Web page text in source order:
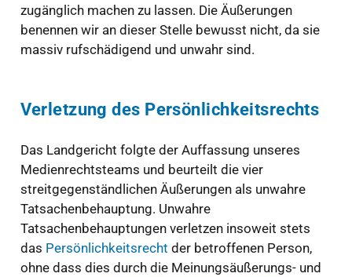
zugänglich machen zu lassen. Die Äußerungen
benennen wir an dieser Stelle bewusst nicht, da sie
massiv rufschädigend und unwahr sind.
Verletzung des Persönlichkeitsrechts
Das Landgericht folgte der Auffassung unseres
Medienrechtsteams und beurteilt die vier
streitgegenständlichen Äußerungen als unwahre
Tatsachenbehauptung. Unwahre
Tatsachenbehauptungen verletzen insoweit stets
das Persönlichkeitsrecht der betroffenen Person,
ohne dass dies durch die Meinungsäußerungs- und